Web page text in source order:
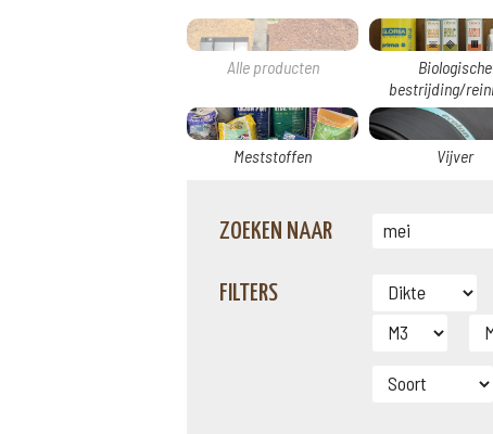
Alle producten
Biologische
bestrijding/
Meststoffen Vijver
ZOEKEN NAAR
FILTERS